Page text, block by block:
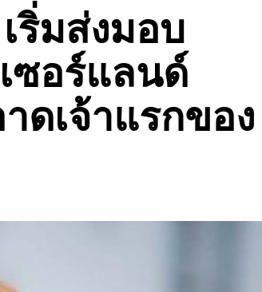
ริ่มส่งมอบ
ซอร์แลนด์
ดเจ้าแรกของ